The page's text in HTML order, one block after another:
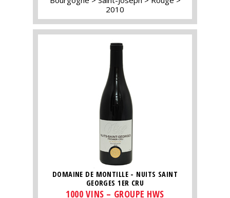
2010
DOMAINE DE MONTILLE - NUITS SAINT
GEORGES 1ER CRU
1000 VINS – GROUPE HWS